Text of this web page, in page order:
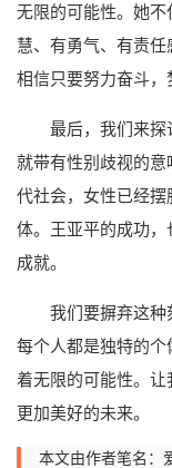
无限的可能性。她
慧、有勇气、有责
相信只要努力奋斗，
最后，我们来探
就带有性别歧视的
代社会，女性已经
体。王亚平的成功
成就。
我们要摒弃这种
每个人都是独特的
着无限的可能性。
更加美好的未来。
本文由作者笔名：